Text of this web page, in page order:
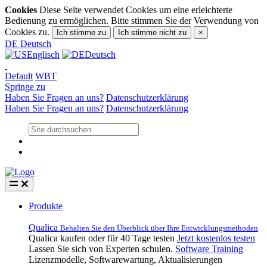
Cookies Diese Seite verwendet Cookies um eine erleichterte
Bedienung zu ermöglichen. Bitte stimmen Sie der Verwendung von
Cookies zu.
Ich stimme zu Ich stimme nicht zu ×
DE Deutsch
Englisch
Deutsch
Default WBT
Springe zu
Haben Sie Fragen an uns? Datenschutzerklärung
Haben Sie Fragen an uns? Datenschutzerklärung
Produkte
Qualica Behalten Sie den Überblick über Ihre Entwicklungsmethoden
Qualica kaufen oder für 40 Tage testen Jetzt kostenlos testen
Lassen Sie sich von Experten schulen. Software Training
Lizenzmodelle, Softwarewartung, Aktualisierungen